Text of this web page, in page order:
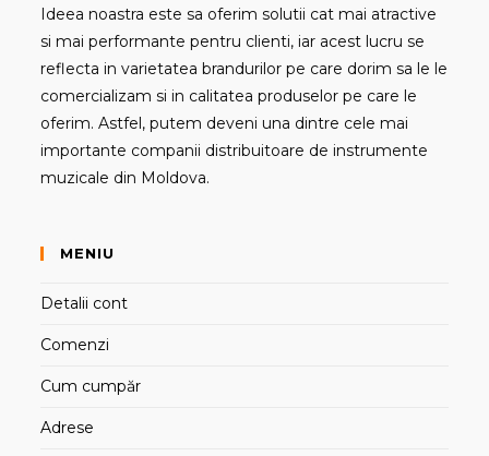
Ideea noastra este sa oferim solutii cat mai atractive
si mai performante pentru clienti, iar acest lucru se
reflecta in varietatea brandurilor pe care dorim sa le le
comercializam si in calitatea produselor pe care le
oferim. Astfel, putem deveni una dintre cele mai
importante companii distribuitoare de instrumente
muzicale din Moldova.
MENIU
Detalii cont
Comenzi
Cum cumpăr
Adrese